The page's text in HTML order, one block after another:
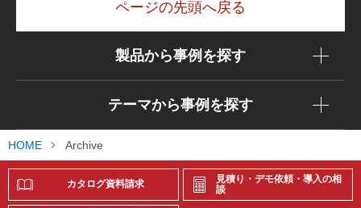
ページの先頭へ戻る
製品から事例を探す
テーマから事例を探す
HOME Archive
カタログ資料請求
見積り・デモ依頼・導入の相
談